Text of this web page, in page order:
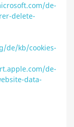
de-
delete-
de/kb/cookies-
de-
data-